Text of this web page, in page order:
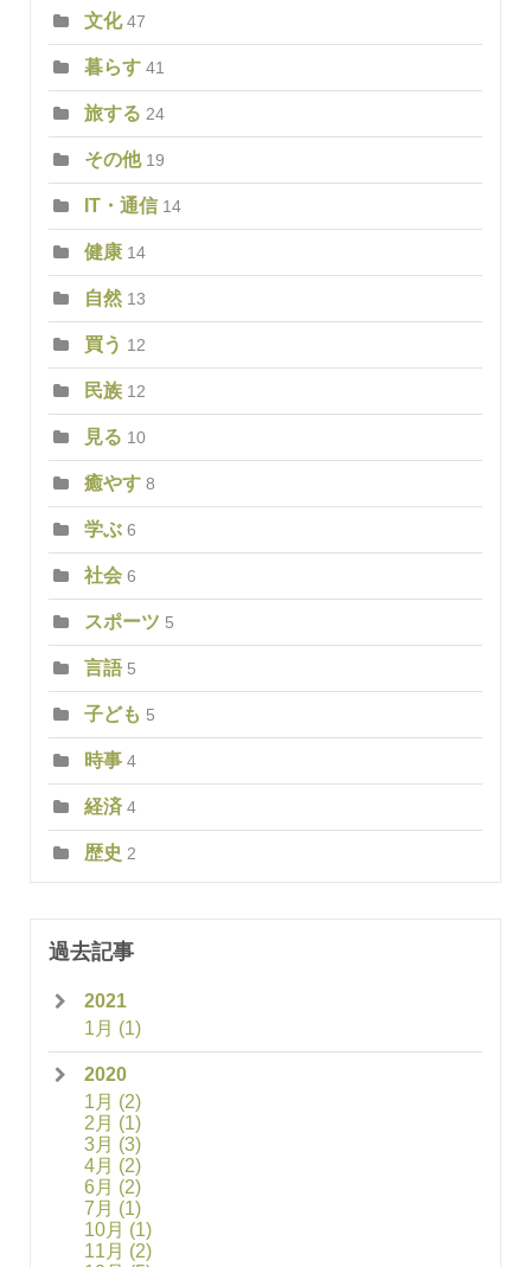
文化 47
暮らす 41
旅する 24
その他 19
IT・通信 14
健康 14
自然 13
買う 12
民族 12
見る 10
癒やす 8
学ぶ 6
社会 6
スポーツ 5
言語 5
子ども 5
時事 4
経済 4
歴史 2
過去記事
2021
1月 (1)
2020
1月 (2)
2月 (1)
3月 (3)
4月 (2)
6月 (2)
7月 (1)
10月 (1)
11月 (2)